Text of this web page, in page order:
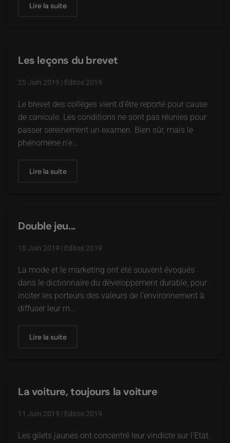
Lire la suite
Les leçons du brevet
25 Juin 2019 | Editos 2019
Le brevet des collèges vient d'être reporté pour cause
de canicule. Les conditions ne sont pas réunies pour
passer sereinement un examen. Bien sûr, mais le
phénomène n'e…
Lire la suite
Double jeu...
18 Juin 2019 | Editos 2019
La mode et le marketing ont été souvent évoqués
dans le dictionnaire du développement durable, pour
inciter les porteurs des valeurs de l'environnement à
diffuser leur m…
Lire la suite
La voiture, toujours la voiture
11 Juin 2019 | Editos 2019
Les gilets jaunes ont concentré leur vindicte sur l'Etat.